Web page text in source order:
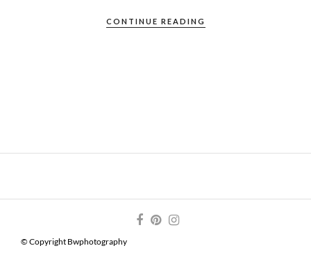
CONTINUE READING
© Copyright Bwphotography